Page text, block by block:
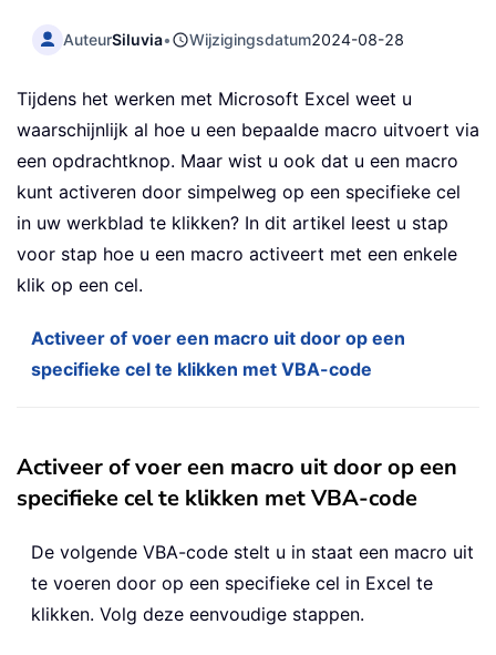
AuteurSiluvia• Wijzigingsdatum2024-08-28
Tijdens het werken met Microsoft Excel weet u
waarschijnlijk al hoe u een bepaalde macro uitvoert via
een opdrachtknop. Maar wist u ook dat u een macro
kunt activeren door simpelweg op een specifieke cel
in uw werkblad te klikken? In dit artikel leest u stap
voor stap hoe u een macro activeert met een enkele
klik op een cel.
Activeer of voer een macro uit door op een
specifieke cel te klikken met VBA-code
Activeer of voer een macro uit door op een
specifieke cel te klikken met VBA-code
De volgende VBA-code stelt u in staat een macro uit
te voeren door op een specifieke cel in Excel te
klikken. Volg deze eenvoudige stappen.